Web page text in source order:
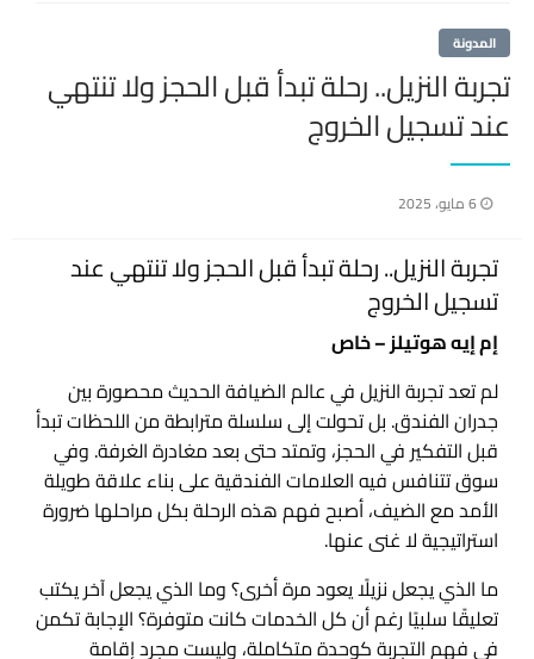
المدونة
تجربة النزيل.. رحلة تبدأ قبل الحجز ولا تنتهي
عند تسجيل الخروج
نُشر
6 مايو، 2025
تجربة النزيل.. رحلة تبدأ قبل الحجز ولا تنتهي عند
تسجيل الخروج
إم إيه هوتيلز – خاص
لم تعد تجربة النزيل في عالم الضيافة الحديث محصورة بين
جدران الفندق. بل تحولت إلى سلسلة مترابطة من اللحظات تبدأ
قبل التفكير في الحجز، وتمتد حتى بعد مغادرة الغرفة. وفي
سوق تتنافس فيه العلامات الفندقية على بناء علاقة طويلة
الأمد مع الضيف، أصبح فهم هذه الرحلة بكل مراحلها ضرورة
استراتيجية لا غنى عنها.
ما الذي يجعل نزيلًا يعود مرة أخرى؟ وما الذي يجعل آخر يكتب
تعليقًا سلبيًا رغم أن كل الخدمات كانت متوفرة؟ الإجابة تكمن
في فهم التجربة كوحدة متكاملة، وليست مجرد إقامة